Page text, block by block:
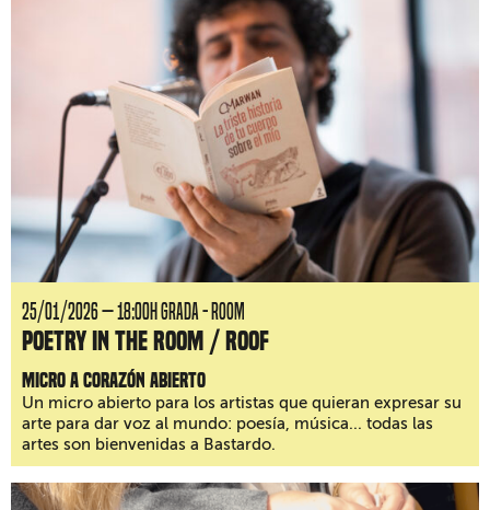
25/01/2026 — 18:00H GRADA - ROOM
Poetry in the room / roof
Micro a corazón abierto
Un micro abierto para los artistas que quieran expresar su
arte para dar voz al mundo: poesía, música... todas las
artes son bienvenidas a Bastardo.